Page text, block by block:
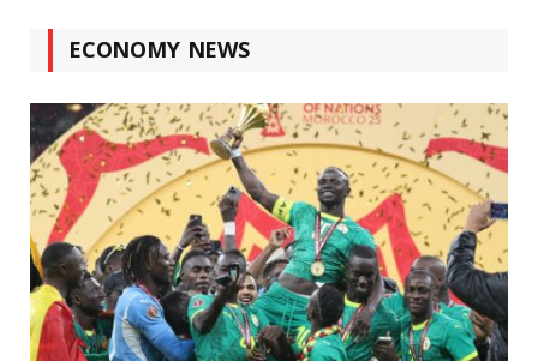
ECONOMY NEWS